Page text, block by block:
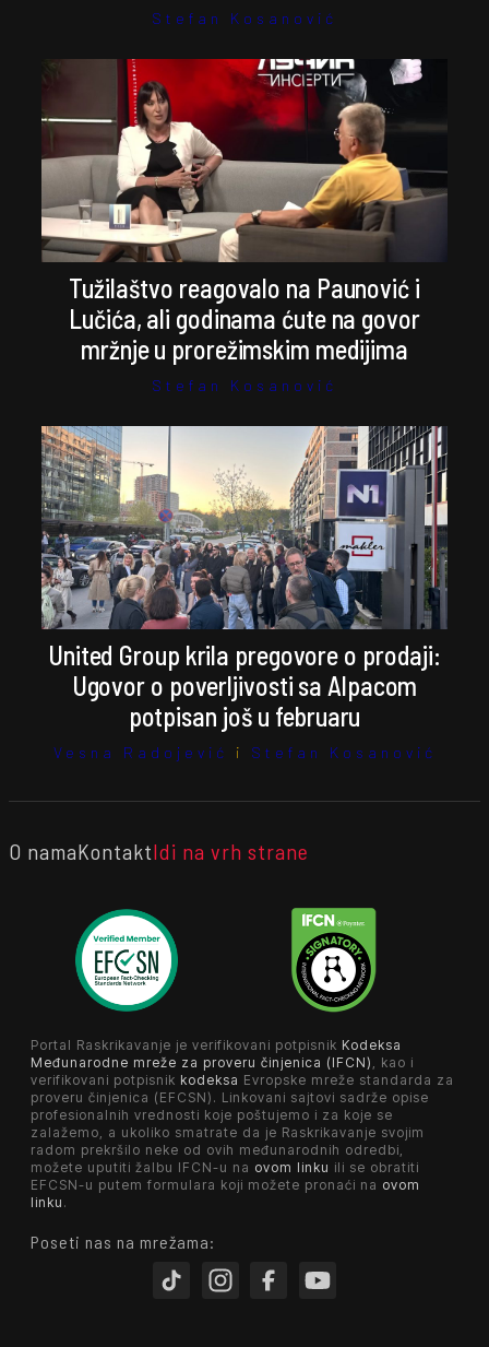
Stefan Kosanović
Tužilaštvo reagovalo na Paunović i
Lučića, ali godinama ćute na govor
mržnje u prorežimskim medijima
Stefan Kosanović
United Group krila pregovore o prodaji:
Ugovor o poverljivosti sa Alpacom
potpisan još u februaru
Vesna Radojević i Stefan Kosanović
O namaKontaktIdi na vrh strane
Portal Raskrikavanje je verifikovani potpisnik Kodeksa
Međunarodne mreže za proveru činjenica (IFCN) , kao i
verifikovani potpisnik kodeksa Evropske mreže standarda za
proveru činjenica (EFCSN). Linkovani sajtovi sadrže opise
profesionalnih vrednosti koje poštujemo i za koje se
zalažemo, a ukoliko smatrate da je Raskrikavanje svojim
radom prekršilo neke od ovih međunarodnih odredbi,
možete uputiti žalbu IFCN-u na ovom linku ili se obratiti
EFCSN-u putem formulara koji možete pronaći na ovom
linku .
Poseti nas na mrežama: